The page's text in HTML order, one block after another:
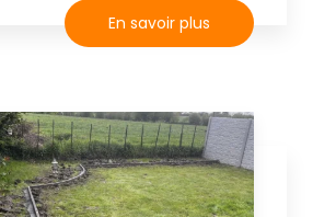
En savoir plus